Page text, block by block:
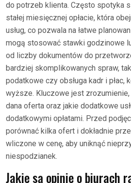
do potrzeb klienta. Często spotyka
stałej miesięcznej opłacie, która
usług, co pozwala na łatwe
mogą stosować stawki godzinowe
od liczby dokumentów do
bardziej skomplikowanych spraw,
podatkowe czy obsługa kadr i płac,
wyższe. Kluczowe jest zrozumienie,
dana oferta oraz jakie dodatkowe
dodatkowymi opłatami. Przed
porównać kilka ofert i dokładnie
wliczone w cenę, aby uniknąć
niespodzianek.
Jakie są opinie o biurach